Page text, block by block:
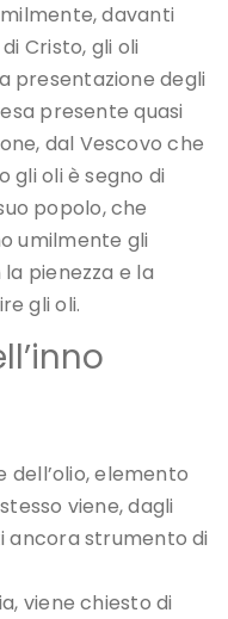
davanti
Cristo, gli oli
presentazione degli
presente quasi
dal Vescovo che
gli oli è segno di
popolo, che
umilmente gli
pienezza e la
gli oli.
dell’olio, elemento
viene, dagli
ancora strumento di
viene chiesto di